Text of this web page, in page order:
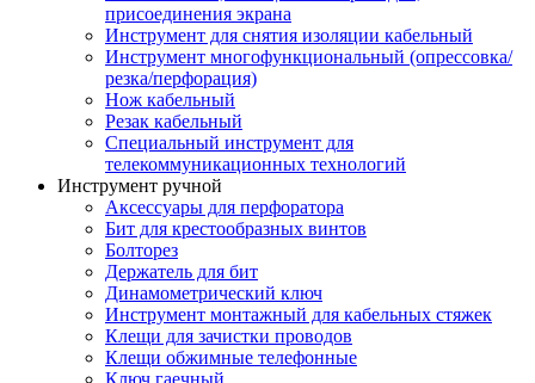
присоединения экрана
Инструмент для снятия изоляции кабельный
Инструмент многофункциональный (опрессовка/
резка/перфорация)
Нож кабельный
Резак кабельный
Специальный инструмент для
телекоммуникационных технологий
Инструмент ручной
Аксессуары для перфоратора
Бит для крестообразных винтов
Болторез
Держатель для бит
Динамометрический ключ
Инструмент монтажный для кабельных стяжек
Клещи для зачистки проводов
Клещи обжимные телефонные
Ключ гаечный